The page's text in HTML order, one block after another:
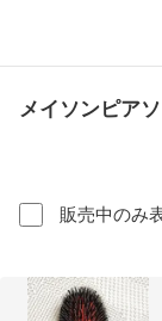
メイソンピア
販売中のみ